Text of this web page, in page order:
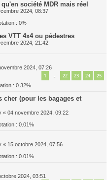
société MDR mais réel
2024, 08:37
: 0%
VTT 4x4 ou pédestres
2024, 21:42
2024, 07:26
1 … 22 23 24 25
: 0.32%
cher (pour les bagages et
« 04 novembre 2024, 09:22
: 0.01%
« 15 octobre 2024, 07:56
: 0.01%
2024, 03:51